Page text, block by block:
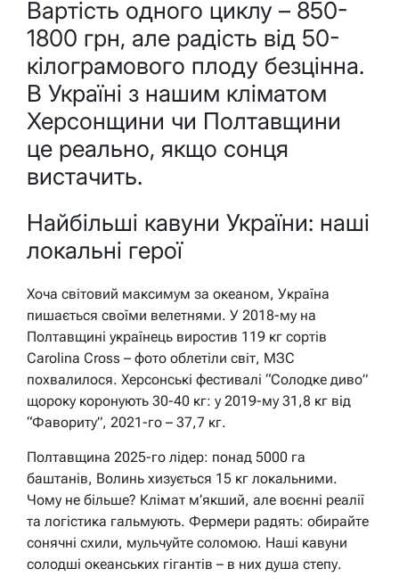
Вартість одного циклу – 850-
1800 грн, але радість від 50-
кілограмового плоду безцінна.
В Україні з нашим кліматом
Херсонщини чи Полтавщини
це реально, якщо сонця
вистачить.
Найбільші кавуни України: наші
локальні герої
Хоча світовий максимум за океаном, Україна
пишається своїми велетнями. У 2018-му на
Полтавщині українець виростив 119 кг сортів
Carolina Cross – фото облетіли світ, МЗС
похвалилося. Херсонські фестивалі “Солодке диво”
щороку коронують 30-40 кг: у 2019-му 31,8 кг від
“Фавориту”, 2021-го – 37,7 кг.
Полтавщина 2025-го лідер: понад 5000 га
баштанів, Волинь хизується 15 кг локальними.
Чому не більше? Клімат м’якший, але воєнні реалії
та логістика гальмують. Фермери радять: обирайте
сонячні схили, мульчуйте соломою. Наші кавуни
солодші океанських гігантів – в них душа степу.